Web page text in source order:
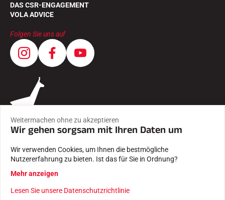
DAS CSR-ENGAGEMENT
VOLA ADVICE
Folgen Sie uns auf
RECHTLICHE HINWEISE
DATENSCHUTZRICHTLINIE
Weitermachen ohne zu akzeptieren
Wir gehen sorgsam mit Ihren Daten um
Wir verwenden Cookies, um Ihnen die bestmögliche
Nutzererfahrung zu bieten. Ist das für Sie in Ordnung?
Mehr anzeigen
Lesen Sie unsere Datenschutzrichtlinie